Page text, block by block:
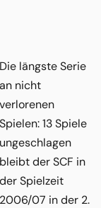
Die längste Serie
an nicht
verlorenen
Spielen: 13 Spiele
ungeschlagen
bleibt der SCF in
der Spielzeit
2006/07 in der 2.